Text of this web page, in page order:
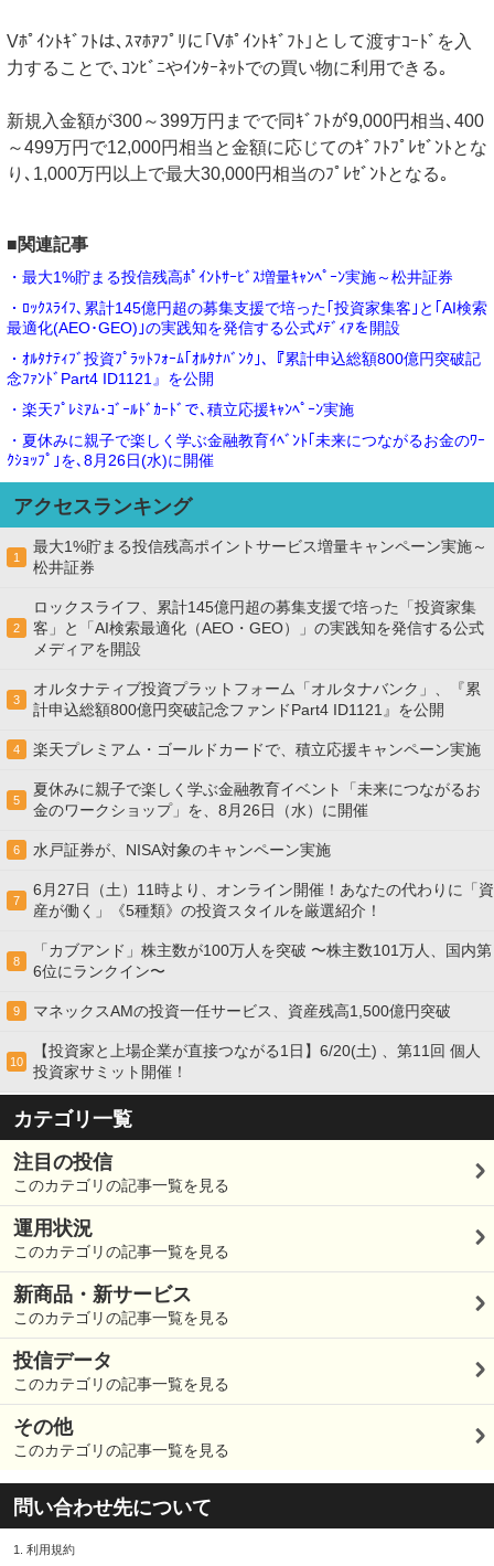
Vﾎﾟｲﾝﾄｷﾞﾌﾄは､ｽﾏﾎｱﾌﾟﾘに｢Vﾎﾟｲﾝﾄｷﾞﾌﾄ｣として渡すｺｰﾄﾞを入
力することで､ｺﾝﾋﾞﾆやｲﾝﾀｰﾈｯﾄでの買い物に利用できる｡
新規入金額が300～399万円までで同ｷﾞﾌﾄが9,000円相当､400
～499万円で12,000円相当と金額に応じてのｷﾞﾌﾄﾌﾟﾚｾﾞﾝﾄとな
り､1,000万円以上で最大30,000円相当のﾌﾟﾚｾﾞﾝﾄとなる｡
■関連記事
・最大1%貯まる投信残高ﾎﾟｲﾝﾄｻｰﾋﾞｽ増量ｷｬﾝﾍﾟｰﾝ実施～松井証券
・ﾛｯｸｽﾗｲﾌ､累計145億円超の募集支援で培った｢投資家集客｣と｢AI検索
最適化(AEO･GEO)｣の実践知を発信する公式ﾒﾃﾞｨｱを開設
・ｵﾙﾀﾅﾃｨﾌﾞ投資ﾌﾟﾗｯﾄﾌｫｰﾑ｢ｵﾙﾀﾅﾊﾞﾝｸ｣､『累計申込総額800億円突破記
念ﾌｧﾝﾄﾞPart4 ID1121』を公開
・楽天ﾌﾟﾚﾐｱﾑ･ｺﾞｰﾙﾄﾞｶｰﾄﾞで､積立応援ｷｬﾝﾍﾟｰﾝ実施
・夏休みに親子で楽しく学ぶ金融教育ｲﾍﾞﾝﾄ｢未来につながるお金のﾜｰ
ｸｼｮｯﾌﾟ｣を､8月26日(水)に開催
アクセスランキング
1
最大1%貯まる投信残高ポイントサービス増量キャンペーン実施～
松井証券
2
ロックスライフ、累計145億円超の募集支援で培った「投資家集
客」と「AI検索最適化（AEO・GEO）」の実践知を発信する公式
メディアを開設
3
オルタナティブ投資プラットフォーム「オルタナバンク」、『累
計申込総額800億円突破記念ファンドPart4 ID1121』を公開
4 楽天プレミアム・ゴールドカードで、積立応援キャンペーン実施
5
夏休みに親子で楽しく学ぶ金融教育イベント「未来につながるお
金のワークショップ」を、8月26日（水）に開催
6 水戸証券が、NISA対象のキャンペーン実施
7
6月27日（土）11時より、オンライン開催！あなたの代わりに「資
産が働く」《5種類》の投資スタイルを厳選紹介！
8
「カブアンド」株主数が100万人を突破 〜株主数101万人、国内第
6位にランクイン〜
9 マネックスAMの投資一任サービス、資産残高1,500億円突破
10
【投資家と上場企業が直接つながる1日】6/20(土) 、第11回 個人
投資家サミット開催！
カテゴリ一覧
注目の投信
このカテゴリの記事一覧を見る
運用状況
このカテゴリの記事一覧を見る
新商品・新サービス
このカテゴリの記事一覧を見る
投信データ
このカテゴリの記事一覧を見る
その他
このカテゴリの記事一覧を見る
問い合わせ先について
1. 利用規約